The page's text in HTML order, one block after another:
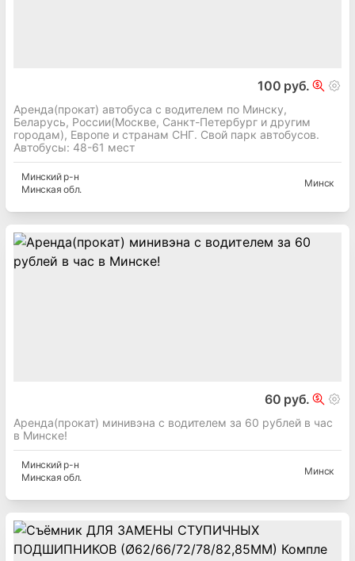
100 руб.
Аренда(прокат) автобуса с водителем по Минску,
Беларусь, России(Москве, Санкт-Петербург и другим
городам), Европе и странам СНГ. Свой парк автобусов.
Автобусы: 48-61 мест
Минскийр-н
Минская обл.
Минск
60 руб.
Аренда(прокат) минивэна с водителем за 60 рублей в час
в Минске!
Минскийр-н
Минская обл.
Минск